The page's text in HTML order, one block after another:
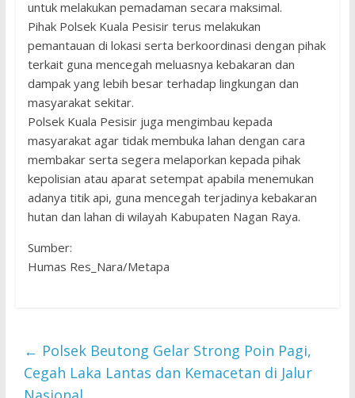
untuk melakukan pemadaman secara maksimal.
Pihak Polsek Kuala Pesisir terus melakukan
pemantauan di lokasi serta berkoordinasi dengan pihak
terkait guna mencegah meluasnya kebakaran dan
dampak yang lebih besar terhadap lingkungan dan
masyarakat sekitar.
Polsek Kuala Pesisir juga mengimbau kepada
masyarakat agar tidak membuka lahan dengan cara
membakar serta segera melaporkan kepada pihak
kepolisian atau aparat setempat apabila menemukan
adanya titik api, guna mencegah terjadinya kebakaran
hutan dan lahan di wilayah Kabupaten Nagan Raya.
Sumber:
‎Humas Res_Nara/Metapa
← Polsek Beutong Gelar Strong Poin Pagi,
Cegah Laka Lantas dan Kemacetan di Jalur